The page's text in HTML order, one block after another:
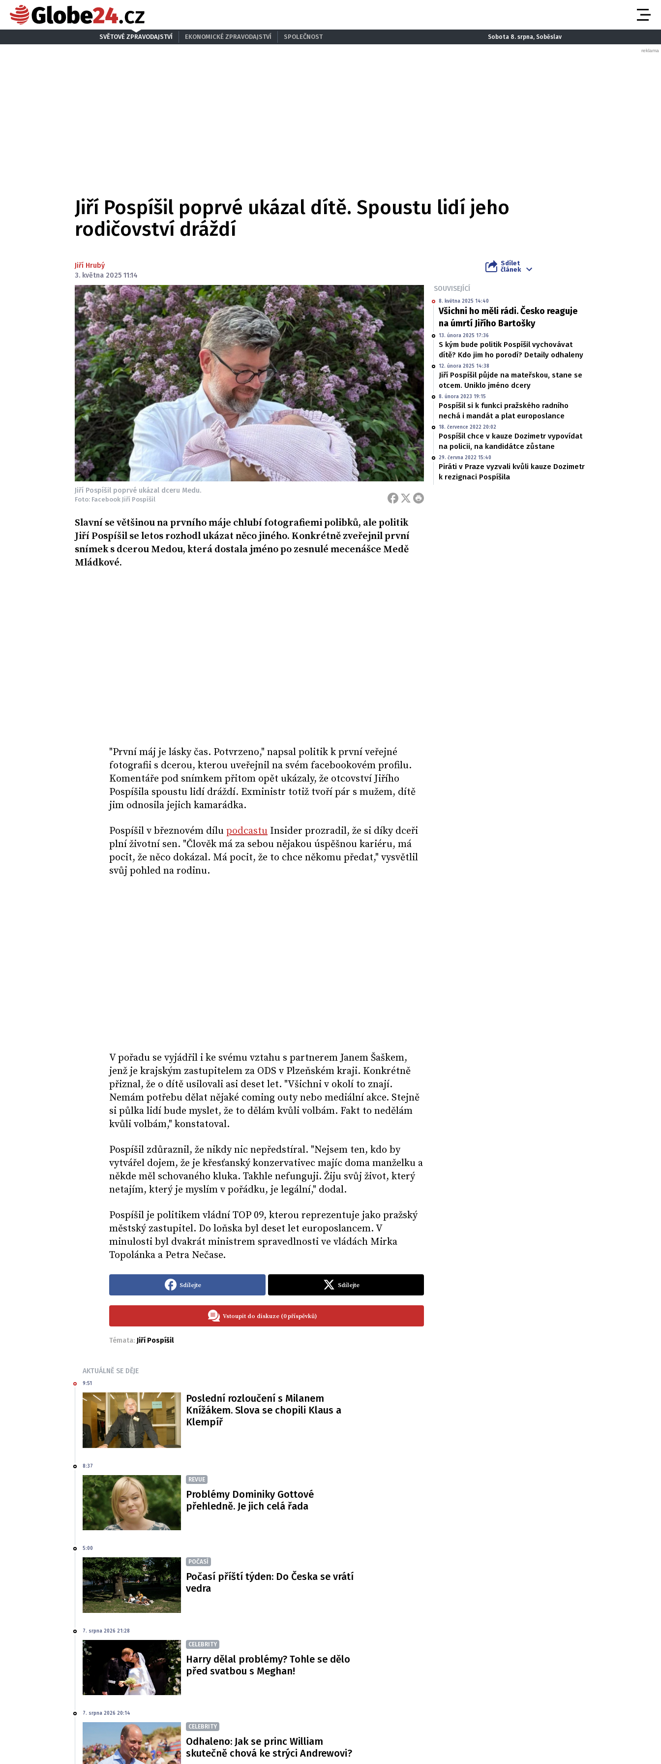
SVĚTOVÉ ZPRAVODAJSTVÍ EKONOMICKÉ ZPRAVODAJSTVÍ SPOLEČNOST Sobota 8. srpna, Soběslav
Jiří Pospíšil poprvé ukázal dítě. Spoustu lidí jeho
rodičovství dráždí
Jiří Hrubý
3. května 2025 11:14
Sdílet
článek
Jiří Pospíšil poprvé ukázal dceru Medu.
Foto: Facebook Jiří Pospíšil
Slavní se většinou na prvního máje chlubí fotografiemi polibků, ale politik
Jiří Pospíšil se letos rozhodl ukázat něco jiného. Konkrétně zveřejnil první
snímek s dcerou Medou, která dostala jméno po zesnulé mecenášce Medě
Mládkové.
"První máj je lásky čas. Potvrzeno," napsal politik k první veřejné
fotografii s dcerou, kterou uveřejnil na svém facebookovém profilu.
Komentáře pod snímkem přitom opět ukázaly, že otcovství Jiřího
Pospíšila spoustu lidí dráždí. Exministr totiž tvoří pár s mužem, dítě
jim odnosila jejich kamarádka.
Pospíšil v březnovém dílu podcastu Insider prozradil, že si díky dceři
plní životní sen. "Člověk má za sebou nějakou úspěšnou kariéru, má
pocit, že něco dokázal. Má pocit, že to chce někomu předat," vysvětlil
svůj pohled na rodinu.
V pořadu se vyjádřil i ke svému vztahu s partnerem Janem Šaškem,
jenž je krajským zastupitelem za ODS v Plzeňském kraji. Konkrétně
přiznal, že o dítě usilovali asi deset let. "Všichni v okolí to znají.
Nemám potřebu dělat nějaké coming outy nebo mediální akce. Stejně
si půlka lidí bude myslet, že to dělám kvůli volbám. Fakt to nedělám
kvůli volbám," konstatoval.
Pospíšil zdůraznil, že nikdy nic nepředstíral. "Nejsem ten, kdo by
vytvářel dojem, že je křesťanský konzervativec majíc doma manželku a
někde měl schovaného kluka. Takhle nefunguji. Žiju svůj život, který
netajím, který je myslím v pořádku, je legální," dodal.
Pospíšil je politikem vládní TOP 09, kterou reprezentuje jako pražský
městský zastupitel. Do loňska byl deset let europoslancem. V
minulosti byl dvakrát ministrem spravedlnosti ve vládách Mirka
Topolánka a Petra Nečase.
Sdílejte Sdílejte
Vstoupit do diskuze (0 příspěvků)
Témata: Jiří Pospíšil
SOUVISEJÍCÍ
8. května 2025 14:40
Všichni ho měli rádi. Česko reaguje
na úmrtí Jiřího Bartošky
13. února 2025 17:36
S kým bude politik Pospíšil vychovávat
dítě? Kdo jim ho porodí? Detaily odhaleny
12. února 2025 14:38
Jiří Pospíšil půjde na mateřskou, stane se
otcem. Uniklo jméno dcery
8. února 2023 19:15
Pospíšil si k funkci pražského radního
nechá i mandát a plat europoslance
18. července 2022 20:02
Pospíšil chce v kauze Dozimetr vypovídat
na policii, na kandidátce zůstane
29. června 2022 15:40
Piráti v Praze vyzvali kvůli kauze Dozimetr
k rezignaci Pospíšila
AKTUÁLNĚ SE DĚJE
9:51
Poslední rozloučení s Milanem
Knížákem. Slova se chopili Klaus a
Klempíř
8:37
REVUE
Problémy Dominiky Gottové
přehledně. Je jich celá řada
5:00
POČASÍ
Počasí příští týden: Do Česka se vrátí
vedra
7. srpna 2026 21:28
CELEBRITY
Harry dělal problémy? Tohle se dělo
před svatbou s Meghan!
7. srpna 2026 20:14
CELEBRITY
Odhaleno: Jak se princ William
skutečně chová ke strýci Andrewovi?